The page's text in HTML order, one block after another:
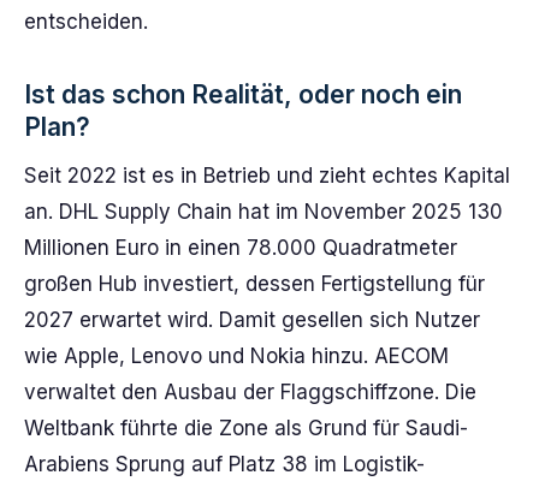
entscheiden.
Ist das schon Realität, oder noch ein
Plan?
Seit 2022 ist es in Betrieb und zieht echtes Kapital
an. DHL Supply Chain hat im November 2025 130
Millionen Euro in einen 78.000 Quadratmeter
großen Hub investiert, dessen Fertigstellung für
2027 erwartet wird. Damit gesellen sich Nutzer
wie Apple, Lenovo und Nokia hinzu. AECOM
verwaltet den Ausbau der Flaggschiffzone. Die
Weltbank führte die Zone als Grund für Saudi-
Arabiens Sprung auf Platz 38 im Logistik-